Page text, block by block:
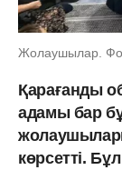
Жолаушылар.
Қарағанды
адамы бар
көрсетті.